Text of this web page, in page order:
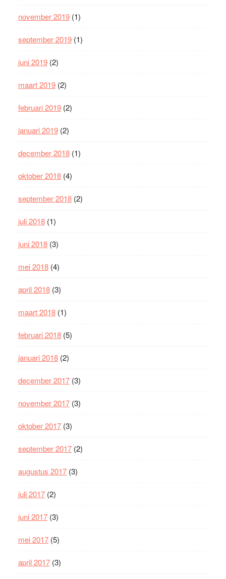
november 2019(1)
september 2019(1)
juni 2019(2)
maart 2019(2)
februari 2019(2)
januari 2019(2)
december 2018(1)
oktober 2018(4)
september 2018(2)
juli 2018(1)
juni 2018(3)
mei 2018(4)
april 2018(3)
maart 2018(1)
februari 2018(5)
januari 2018(2)
december 2017(3)
november 2017(3)
oktober 2017(3)
september 2017(2)
augustus 2017(3)
juli 2017(2)
juni 2017(3)
mei 2017(5)
april 2017(3)